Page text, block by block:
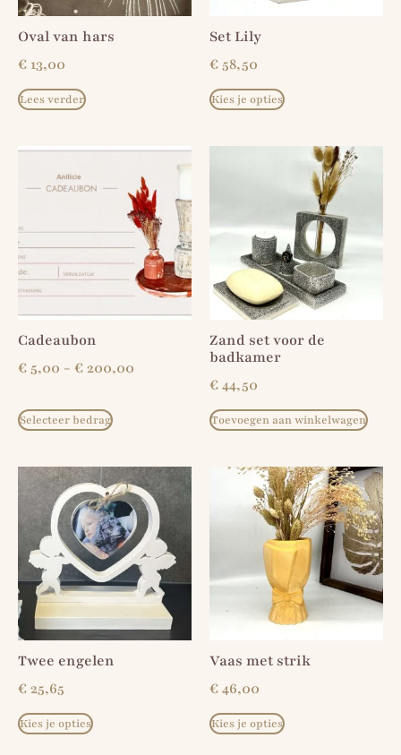
Oval van hars
€ 13,00
Lees verder
Set Lily
€58,50
Kies je opties
Cadeaubon
€5,00 - €200,00
Selecteer bedrag
Zand set voor de
badkamer
€44,50
Toevoegen aan winkelwagen
Twee engelen
€25,65
Kies je opties
Vaas met strik
€46,00
Kies je opties